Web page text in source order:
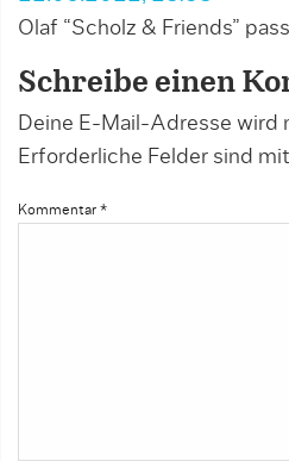
Olaf “Scholz & Friends”
Schreibe einen
Deine E-Mail-Adresse
Erforderliche Felder sind mit
Kommentar *